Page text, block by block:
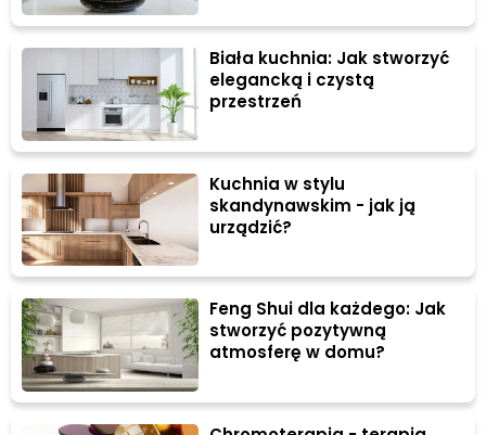
Biała kuchnia: Jak stworzyć
elegancką i czystą
przestrzeń
Kuchnia w stylu
skandynawskim - jak ją
urządzić?
Feng Shui dla każdego: Jak
stworzyć pozytywną
atmosferę w domu?